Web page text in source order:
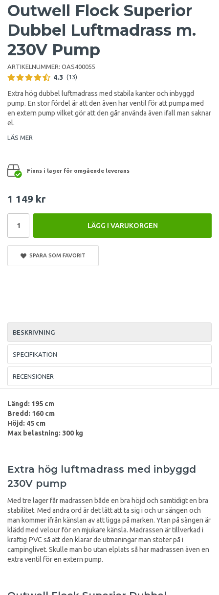
Outwell Flock Superior
Dubbel Luftmadrass m.
230V Pump
ARTIKELNUMMER: OAS400055
4.3 (13)
Extra hög dubbel luftmadrass med stabila kanter och inbyggd
pump. En stor fördel är att den även har ventil för att pumpa med
en extern pump vilket gör att den går använda även ifall man saknar
el.
LÄS MER
Finns i lager för omgående leverans
1 149 kr
LÄGG I VARUKORGEN
SPARA SOM FAVORIT
BESKRIVNING
SPECIFIKATION
RECENSIONER
Längd: 195 cm
Bredd: 160 cm
Höjd: 45 cm
Max belastning: 300 kg
Extra hög luftmadrass med inbyggd
230V pump
Med tre lager får madrassen både en bra höjd och samtidigt en bra
stabilitet. Med andra ord är det lätt att ta sig i och ur sängen och
man kommer ifrån känslan av att ligga på marken. Ytan på sängen är
klädd med velour för en mjukare känsla. Madrassen är tillverkad i
kraftig PVC så att den klarar de utmaningar man stöter på i
campinglivet. Skulle man bo utan elplats så har madrassen även en
extra ventil för en extern pump.